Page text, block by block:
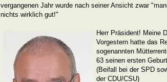
vergangenen Jahr wurde nach seiner Ansicht zwar
nichts wirklich gut!"
Herr Präsident! Meine
Vorgestern hatte das
sogenannten
63 seinen ersten
(Beifall bei der SPD
der CDU/CSU)